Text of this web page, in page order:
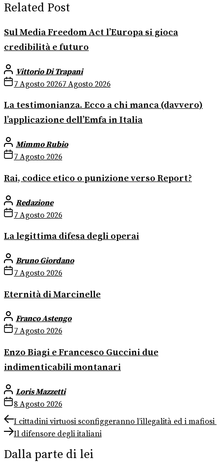
Related Post
Sul Media Freedom Act l’Europa si gioca
credibilità e futuro
Vittorio Di Trapani
7 Agosto 20267 Agosto 2026
La testimonianza. Ecco a chi manca (davvero)
l’applicazione dell’Emfa in Italia
Mimmo Rubio
7 Agosto 2026
Rai, codice etico o punizione verso Report?
Redazione
7 Agosto 2026
La legittima difesa degli operai
Bruno Giordano
7 Agosto 2026
Eternità di Marcinelle
Franco Astengo
7 Agosto 2026
Enzo Biagi e Francesco Guccini due
indimenticabili montanari
Loris Mazzetti
8 Agosto 2026
Navigazione
articoli
Previous
post:
I cittadini virtuosi sconfiggeranno l’illegalità ed i mafiosi
Next
post:
Il difensore degli italiani
Dalla parte di lei